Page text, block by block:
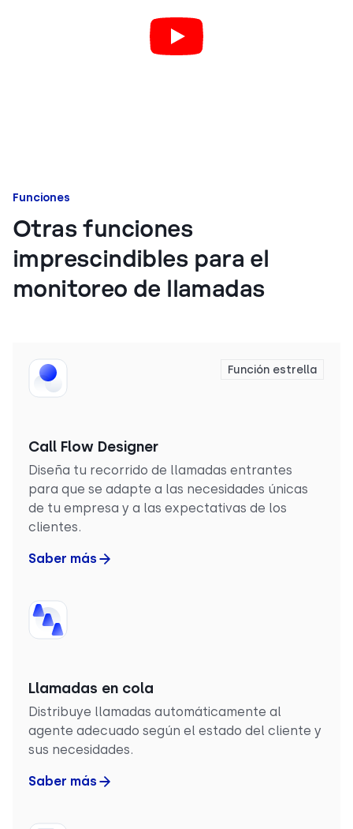
Funciones
Otras funciones
imprescindibles para el
monitoreo de llamadas
Función estrella
Call Flow Designer
Diseña tu recorrido de llamadas entrantes
para que se adapte a las necesidades únicas
de tu empresa y a las expectativas de los
clientes.
Saber más
Llamadas en cola
Distribuye llamadas automáticamente al
agente adecuado según el estado del cliente y
sus necesidades.
Saber más